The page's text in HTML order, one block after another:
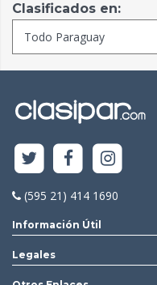
Clasificados en:
(595 21) 414 1690
Información Útil
Legales